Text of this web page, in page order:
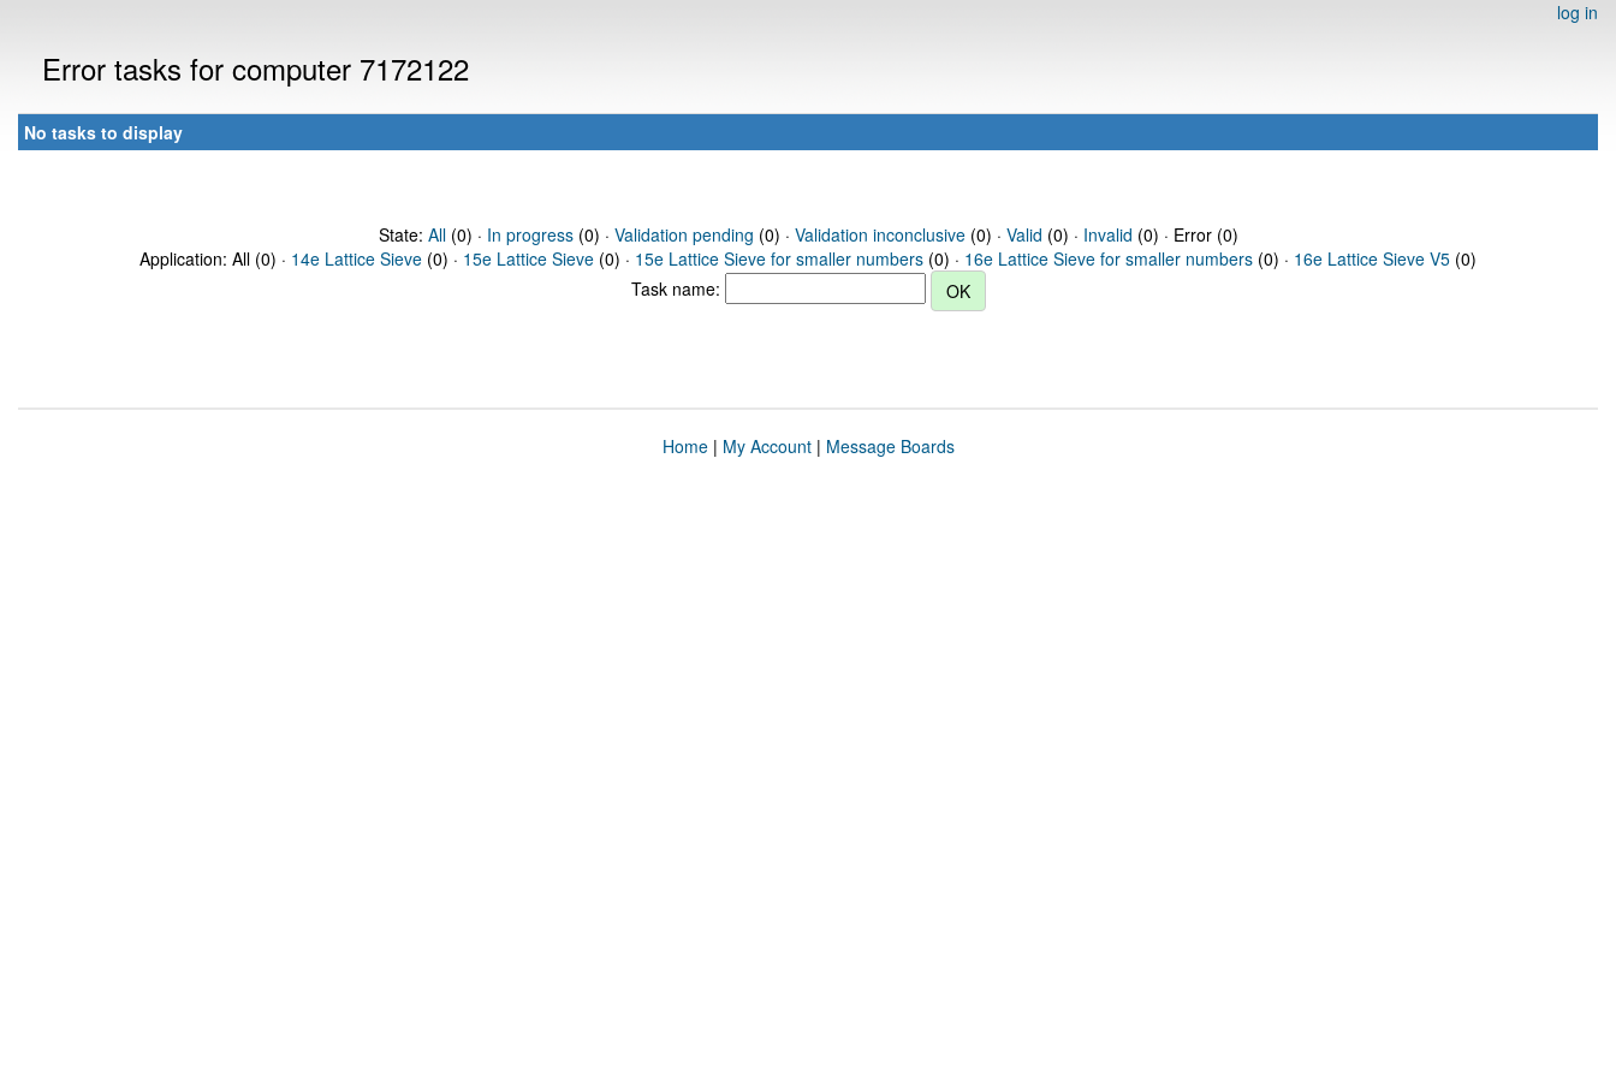
log in
Error tasks for computer 7172122
No tasks to display
State: All(0) · In progress(0) · Validation pending (0) · Validation inconclusive(0) · Valid (0) · Invalid (0) · Error (0)
Application: All (0) · 14e Lattice Sieve (0) · 15e Lattice Sieve (0) · 15e Lattice Sieve for smaller numbers (0) · 16e Lattice Sieve for smaller numbers (0) · 16e Lattice Sieve V5 (0)
Task name:
Home| My Account| Message Boards